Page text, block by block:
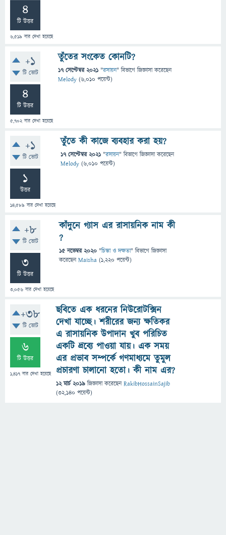
4
টি উত্তর
6,519 বার দেখা হয়েছে
+1
টি ভোট
4
টি উত্তর
5,702বার দেখা হয়েছে
তুঁতের সংকেত কোনটি?
17 সেপ্টেম্বর 2021 "রসায়ন" বিভাগে জিজ্ঞাসাকরেছেন
Melody (6,010 পয়েন্ট)
+1
টি ভোট
1
উত্তর
14,589 বার দেখা হয়েছে
তুঁতে কী কাজে ব্যবহার করা হয়?
17 সেপ্টেম্বর 2021 "রসায়ন" বিভাগে জিজ্ঞাসাকরেছেন
Melody (6,010 পয়েন্ট)
+8
টি ভোট
3
টি উত্তর
3,056 বার দেখা হয়েছে
কাঁদুনে গ্যাস এর রাসায়নিক নাম কী
?
15 নভেম্বর 2020 "চিন্তা ও দক্ষতা" বিভাগে জিজ্ঞাসা
করেছেনMaisha (1,220 পয়েন্ট)
+38
টি ভোট
6
টি উত্তর
1,417 বার দেখা হয়েছে
ছবিতে এক ধরনের নিউরোটক্সিন
দেখা যাচ্ছে। শরীরের জন্য ক্ষতিকর
এ রাসায়নিক উপাদান খুব পরিচিত
একটি দ্রব্যে পাওয়া যায়। এক সময়
এর প্রভাব সম্পর্কে গণমাধ্যমে তুমুল
প্রচারণা চালানো হতো। কী নাম এর?
12 মার্চ 2019 জিজ্ঞাসাকরেছেনRakibHossainSajib
(32,140 পয়েন্ট)